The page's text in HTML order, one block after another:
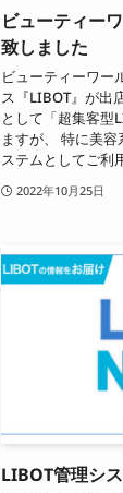
ビューティー
致しました
ビューティーワー
ス『LIBOT』が出
として「超集客型
ますが、 特に美
ステムとしてご利
2022年10月25日
LIBOT管理シ